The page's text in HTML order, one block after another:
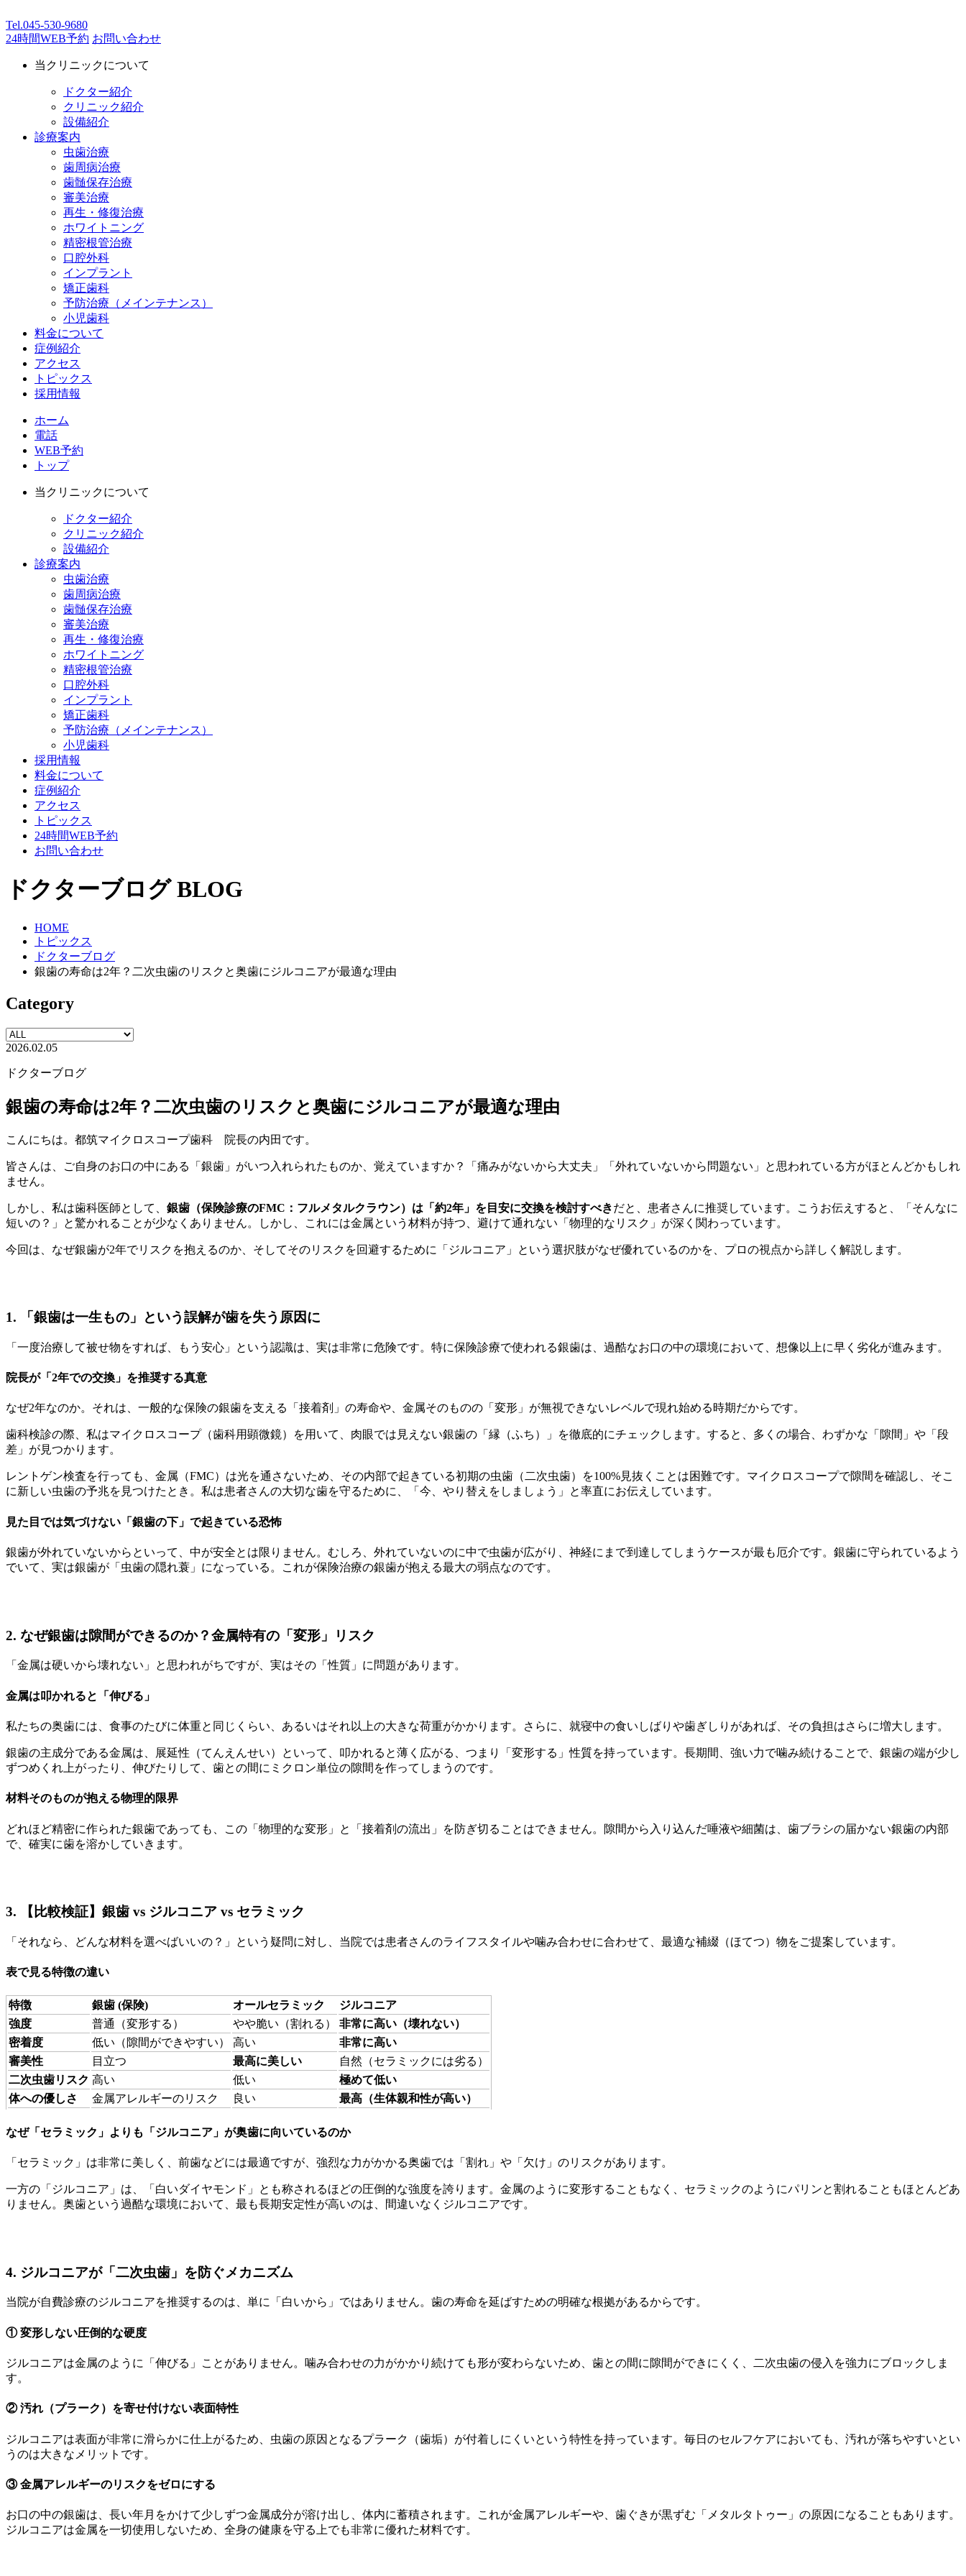
Tel.045-530-9680
24時間WEB予約 お問い合わせ
当クリニックについて
ドクター紹介
クリニック紹介
設備紹介
診療案内
虫歯治療
歯周病治療
歯髄保存治療
審美治療
再生・修復治療
ホワイトニング
精密根管治療
口腔外科
インプラント
矯正歯科
予防治療（メインテナンス）
小児歯科
料金について
症例紹介
アクセス
トピックス
採用情報
ホーム
電話
WEB予約
トップ
当クリニックについて
ドクター紹介
クリニック紹介
設備紹介
診療案内
虫歯治療
歯周病治療
歯髄保存治療
審美治療
再生・修復治療
ホワイトニング
精密根管治療
口腔外科
インプラント
矯正歯科
予防治療（メインテナンス）
小児歯科
採用情報
料金について
症例紹介
アクセス
トピックス
24時間WEB予約
お問い合わせ
ドクターブログ BLOG
HOME
トピックス
ドクターブログ
銀歯の寿命は2年？二次虫歯のリスクと奥歯にジルコニアが最適な理由
Category
2026.02.05
ドクターブログ
銀歯の寿命は2年？二次虫歯のリスクと奥歯にジルコニアが最適な理由
こんにちは。都筑マイクロスコープ歯科 院長の内田です。
皆さんは、ご自身のお口の中にある「銀歯」がいつ入れられたものか、覚えていますか？「痛みがないから大丈夫」「外れていないから問題ない」と思われている方がほとんどかもしれ
ません。
しかし、私は歯科医師として、 銀歯（保険診療のFMC：フルメタルクラウン）は「約2年」を目安に交換を検討すべきだと、患者さんに推奨しています。こうお伝えすると、「そんなに
短いの？」と驚かれることが少なくありません。しかし、これには金属という材料が持つ、避けて通れない「物理的なリスク」が深く関わっています。
今回は、なぜ銀歯が2年でリスクを抱えるのか、そしてそのリスクを回避するために「ジルコニア」という選択肢がなぜ優れているのかを、プロの視点から詳しく解説します。
1. 「銀歯は一生もの」という誤解が歯を失う原因に
「一度治療して被せ物をすれば、もう安心」という認識は、実は非常に危険です。特に保険診療で使われる銀歯は、過酷なお口の中の環境において、想像以上に早く劣化が進みます。
院長が「2年での交換」を推奨する真意
なぜ2年なのか。それは、一般的な保険の銀歯を支える「接着剤」の寿命や、金属そのものの「変形」が無視できないレベルで現れ始める時期だからです。
歯科検診の際、私はマイクロスコープ（歯科用顕微鏡）を用いて、肉眼では見えない銀歯の「縁（ふち）」を徹底的にチェックします。すると、多くの場合、わずかな「隙間」や「段
差」が見つかります。
レントゲン検査を行っても、金属（FMC）は光を通さないため、その内部で起きている初期の虫歯（二次虫歯）を100%見抜くことは困難です。マイクロスコープで隙間を確認し、そこ
に新しい虫歯の予兆を見つけたとき。私は患者さんの大切な歯を守るために、「今、やり替えをしましょう」と率直にお伝えしています。
見た目では気づけない「銀歯の下」で起きている恐怖
銀歯が外れていないからといって、中が安全とは限りません。むしろ、外れていないのに中で虫歯が広がり、神経にまで到達してしまうケースが最も厄介です。銀歯に守られているよう
でいて、実は銀歯が「虫歯の隠れ蓑」になっている。これが保険治療の銀歯が抱える最大の弱点なのです。
2. なぜ銀歯は隙間ができるのか？金属特有の「変形」リスク
「金属は硬いから壊れない」と思われがちですが、実はその「性質」に問題があります。
金属は叩かれると「伸びる」
私たちの奥歯には、食事のたびに体重と同じくらい、あるいはそれ以上の大きな荷重がかかります。さらに、就寝中の食いしばりや歯ぎしりがあれば、その負担はさらに増大します。
銀歯の主成分である金属は、展延性（てんえんせい）といって、叩かれると薄く広がる、つまり「変形する」性質を持っています。長期間、強い力で噛み続けることで、銀歯の端が少し
ずつめくれ上がったり、伸びたりして、歯との間にミクロン単位の隙間を作ってしまうのです。
材料そのものが抱える物理的限界
どれほど精密に作られた銀歯であっても、この「物理的な変形」と「接着剤の流出」を防ぎ切ることはできません。隙間から入り込んだ唾液や細菌は、歯ブラシの届かない銀歯の内部
で、確実に歯を溶かしていきます。
3. 【比較検証】銀歯 vs ジルコニア vs セラミック
「それなら、どんな材料を選べばいいの？」という疑問に対し、当院では患者さんのライフスタイルや噛み合わせに合わせて、最適な補綴（ほてつ）物をご提案しています。
表で見る特徴の違い
特徴 銀歯 (保険) オールセラミック
ジルコニア
強度
普通（変形する） やや脆い（割れる）
非常に高い（壊れない）
密着度
低い（隙間ができやすい） 高い
非常に高い
審美性
目立つ 最高に美しい
自然（セラミックには劣る）
二次虫歯リスク 高い 低い
極めて低い
体への優しさ
金属アレルギーのリスク 良い 最高（生体親和性が高い）
なぜ「セラミック」よりも「ジルコニア」が奥歯に向いているのか
「セラミック」は非常に美しく、前歯などには最適ですが、強烈な力がかかる奥歯では「割れ」や「欠け」のリスクがあります。
一方の「ジルコニア」は、「白いダイヤモンド」とも称されるほどの圧倒的な強度を誇ります。金属のように変形することもなく、セラミックのようにパリンと割れることもほとんどあ
りません。奥歯という過酷な環境において、最も長期安定性が高いのは、間違いなくジルコニアです。
4. ジルコニアが「二次虫歯」を防ぐメカニズム
当院が自費診療のジルコニアを推奨するのは、単に「白いから」ではありません。歯の寿命を延ばすための明確な根拠があるからです。
① 変形しない圧倒的な硬度
ジルコニアは金属のように「伸びる」ことがありません。噛み合わせの力がかかり続けても形が変わらないため、歯との間に隙間ができにくく、二次虫歯の侵入を強力にブロックしま
す。
② 汚れ（プラーク）を寄せ付けない表面特性
ジルコニアは表面が非常に滑らかに仕上がるため、虫歯の原因となるプラーク（歯垢）が付着しにくいという特性を持っています。毎日のセルフケアにおいても、汚れが落ちやすいとい
うのは大きなメリットです。
③ 金属アレルギーのリスクをゼロにする
お口の中の銀歯は、長い年月をかけて少しずつ金属成分が溶け出し、体内に蓄積されます。これが金属アレルギーや、歯ぐきが黒ずむ「メタルタトゥー」の原因になることもあります。
ジルコニアは金属を一切使用しないため、全身の健康を守る上でも非常に優れた材料です。